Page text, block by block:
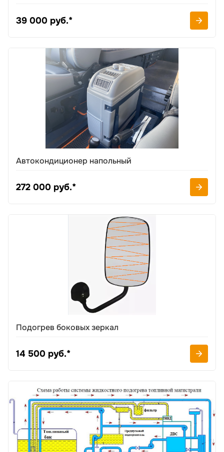
39 000 руб.*
Автокондиционер напольный
272 000 руб.*
Подогрев боковых зеркал
14 500 руб.*